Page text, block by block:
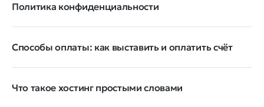
Политика конфиденциальности
Способы оплаты: как выставить и оплатить счёт
Что такое хостинг простыми словами